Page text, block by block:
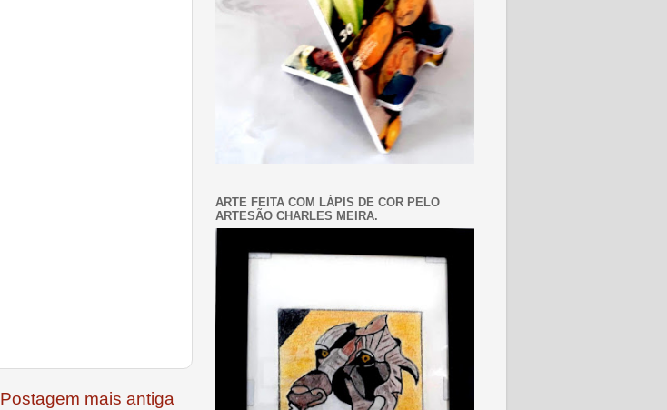
Postagem mais antiga
ARTE FEITA COM LÁPIS DE COR PELO
ARTESÃO CHARLES MEIRA.